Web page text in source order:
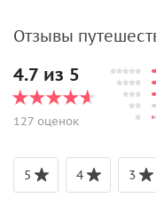
Отзывы
4.7 из 5
127 оценок
5 4 3